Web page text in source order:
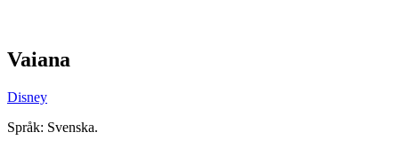
Vaiana
Disney
Språk: Svenska.